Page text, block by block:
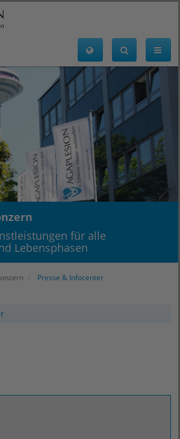
für alle
Lebensphasen
Presse & Infocenter